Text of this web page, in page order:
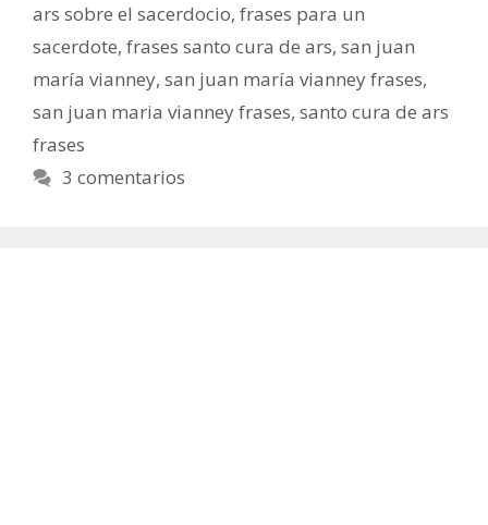
ars sobre el sacerdocio, frases para un
sacerdote, frases santo cura de ars, san juan
maría vianney, san juan maría vianney frases,
san juan maria vianney frases, santo cura de ars
frases
3 comentarios